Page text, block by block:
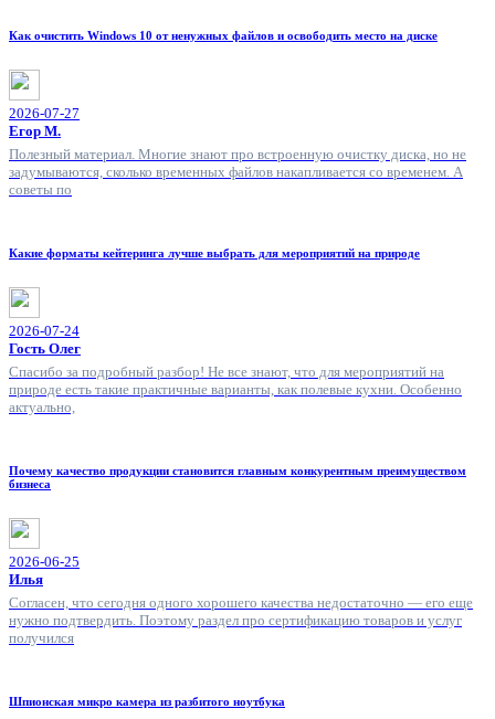
Как очистить Windows 10 от ненужных файлов и освободить место на диске
2026-07-27
Егор М.
Полезный материал. Многие знают про встроенную очистку диска, но не
задумываются, сколько временных файлов накапливается со временем. А
советы по
Какие форматы кейтеринга лучше выбрать для мероприятий на природе
2026-07-24
Гость Олег
Спасибо за подробный разбор! Не все знают, что для мероприятий на
природе есть такие практичные варианты, как полевые кухни. Особенно
актуально,
Почему качество продукции становится главным конкурентным преимуществом
бизнеса
2026-06-25
Илья
Согласен, что сегодня одного хорошего качества недостаточно — его еще
нужно подтвердить. Поэтому раздел про сертификацию товаров и услуг
получился
Шпионская микро камера из разбитого ноутбука